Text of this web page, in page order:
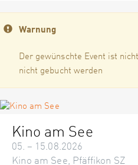
Warnung
Der gewünschte Event ist
nicht gebucht werden
Kino am See
05. – 15.08.2026
Kino am See, Pfäffikon SZ